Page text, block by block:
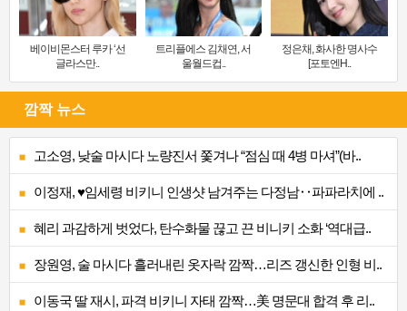
베이비몬스터 루카 ‘선
글라스만..
트리플에스 김채연, 서
울월드컵..
정은채, 화사한 명사수
[포토엔H..
깜짝 뉴스
고소영, 낮술 마시다 노량진서 쫓겨나 “점심 때 4병 마셔”(바..
이정재, ♥임세령 비키니 인생샷 남겨주는 다정남‥파파라치에 ..
혜리 과감하게 벗었다, 탄수화물 끊고 끈 비니키 소화 ‘역대급..
장원영, 술 마시다 흘러내린 옷자락 깜짝…리즈 갱신한 인형 비..
이동국 딸 재시, 파격 비키니 자태 깜짝…美 명문대 합격 후 리..